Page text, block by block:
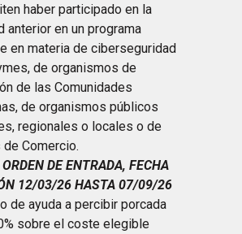
haber participado en la
anterior en un programa
en materia de ciberseguridad
de organismos de
de las Comunidades
de organismos públicos
regionales o locales o de
de Comercio.
DE ENTRADA, FECHA
12/03/26 HASTA 07/09/26
de ayuda a percibir porcada
sobre el coste elegible